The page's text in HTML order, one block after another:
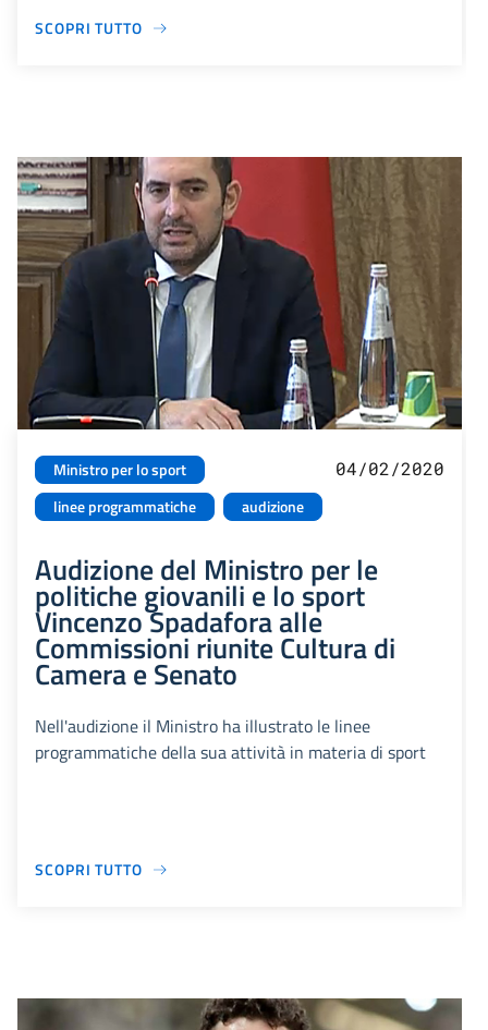
SCOPRI TUTTO
Ministro per lo sport
linee programmatiche
audizione
04/02/2020
Audizione del Ministro per le
politiche giovanili e lo sport
Vincenzo Spadafora alle
Commissioni riunite Cultura di
Camera e Senato
Nell'audizione il Ministro ha illustrato le linee
programmatiche della sua attività in materia di sport
SCOPRI TUTTO